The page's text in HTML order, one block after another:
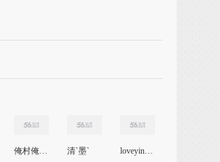
俺村俺最靓 清`墨` loveyingzz